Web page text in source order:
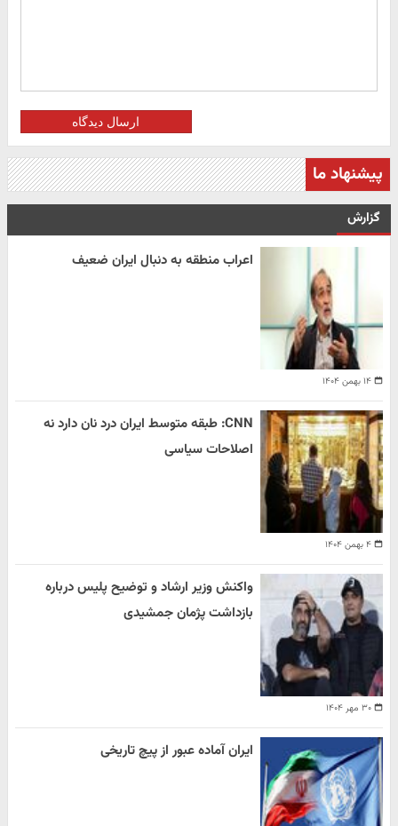
ارسال دیدگاه
پیشنهاد ما
گزارش
۱۴ بهمن ۱۴۰۴
اعراب منطقه به دنبال ایران ضعیف
۴ بهمن ۱۴۰۴
CNN: طبقه متوسط ایران درد نان دارد نه
اصلاحات سیاسی
۳۰ مهر ۱۴۰۴
واکنش وزیر ارشاد و توضیح پلیس درباره
بازداشت پژمان جمشیدی
ایران آماده عبور از پیچ تاریخی